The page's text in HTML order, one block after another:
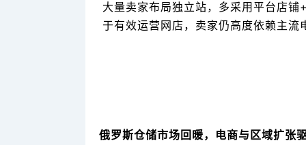
大量卖家布局独立站，多采用平台店
于有效运营网店，卖家仍高度依赖主流
俄罗斯仓储市场回暖，电商与区域扩张